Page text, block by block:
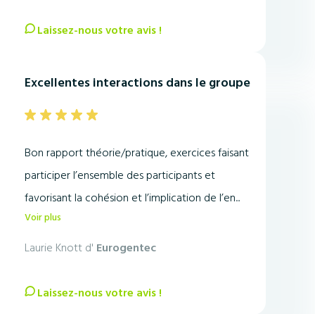
Laissez-nous votre avis !
Excellentes interactions dans le groupe
Bon rapport théorie/pratique, exercices faisant
participer l’ensemble des participants et
favorisant la cohésion et l’implication de l’en...
Voir plus
Laurie Knott d' Eurogentec
Laissez-nous votre avis !